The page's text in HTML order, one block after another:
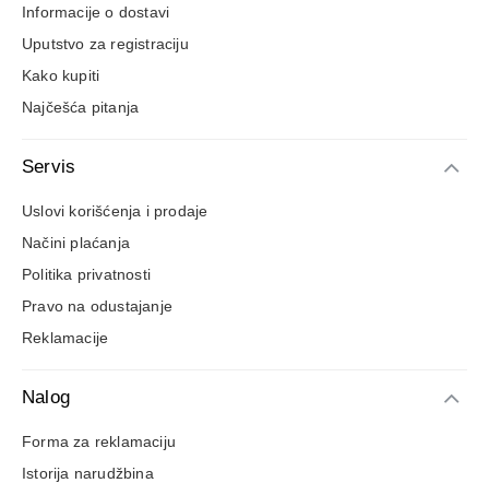
Informacije o dostavi
Uputstvo za registraciju
Kako kupiti
Najčešća pitanja
Servis
Uslovi korišćenja i prodaje
Načini plaćanja
Politika privatnosti
Pravo na odustajanje
Reklamacije
Nalog
Forma za reklamaciju
Istorija narudžbina